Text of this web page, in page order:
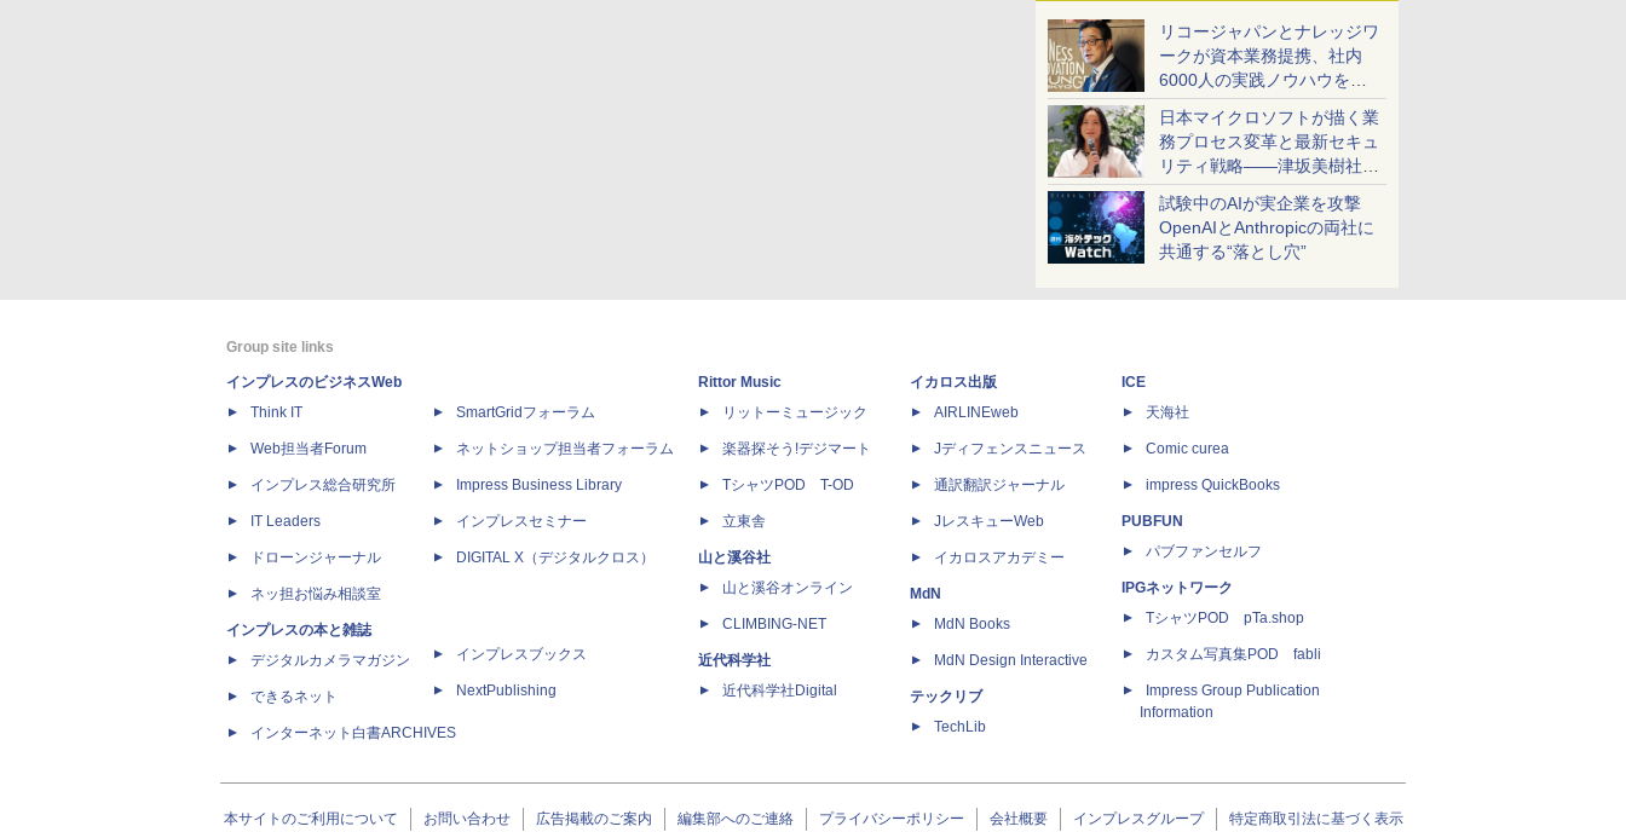
リコージャパンとナレッジワ
ークが資本業務提携、社内
6000人の実践ノウハウを生
かした「AI商談記録 for
RICOH」を展開へ
日本マイクロソフトが描く業
務プロセス変革と最新セキュ
リティ戦略――津坂美樹社長
が2027年度戦略を説明
試験中のAIが実企業を攻撃
OpenAIとAnthropicの両社に
共通する“落とし穴”
Group site links
インプレスのビジネスWeb
Think IT
Web担当者Forum
インプレス総合研究所
IT Leaders
ドローンジャーナル
ネッ担お悩み相談室
インプレスの本と雑誌
デジタルカメラマガジン
できるネット
インターネット白書ARCHIVES
SmartGridフォーラム
ネットショップ担当者フォーラム
Impress Business Library
インプレスセミナー
DIGITAL X（デジタルクロス）
インプレスブックス
NextPublishing
Rittor Music
リットーミュージック
楽器探そう!デジマート
TシャツPOD T-OD
立東舎
山と溪谷社
山と溪谷オンライン
CLIMBING-NET
近代科学社
近代科学社Digital
イカロス出版
AIRLINEweb
Jディフェンスニュース
通訳翻訳ジャーナル
JレスキューWeb
イカロスアカデミー
MdN
MdN Books
MdN Design Interactive
テックリブ
TechLib
ICE
天海社
Comic curea
impress QuickBooks
PUBFUN
パブファンセルフ
IPGネットワーク
TシャツPOD pTa.shop
カスタム写真集POD fabli
Impress Group Publication
Information
本サイトのご利用について お問い合わせ 広告掲載のご案内 編集部へのご連絡 プライバシーポリシー 会社概要 インプレスグループ 特定商取引法に基づく表示